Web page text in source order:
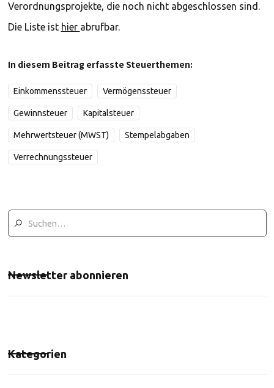
Verordnungsprojekte, die noch nicht abgeschlossen sind.
Die Liste ist hier abrufbar.
In diesem Beitrag erfasste Steuerthemen:
Einkommenssteuer Vermögenssteuer
Gewinnsteuer Kapitalsteuer
Mehrwertsteuer (MWST) Stempelabgaben
Verrechnungssteuer
Newsletter abonnieren
Kategorien